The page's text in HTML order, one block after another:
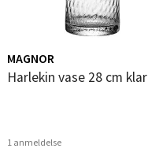
MAGNOR
Harlekin vase 28 cm klar
1 anmeldelse